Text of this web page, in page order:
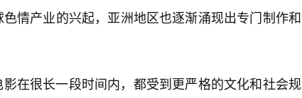
情产业的兴起，亚洲地区也逐渐涌现出专门制作和
在很长一段时间内，都受到更严格的文化和社会规